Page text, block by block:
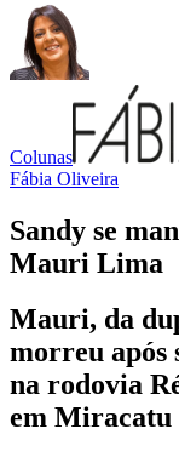
Colunas
Fábia Oliveira
Sandy se
Mauri Lima
Mauri, da
morreu após
na rodovia
em Miracatu